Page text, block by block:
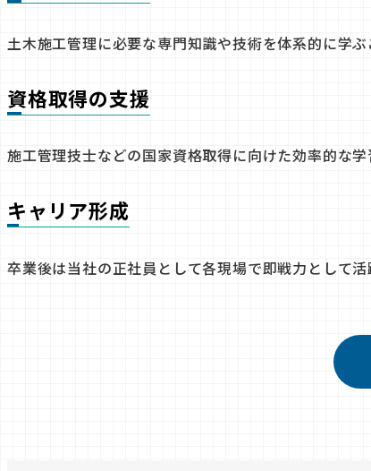
土木施工管理に必要な専門知識や技術を体系的に学ぶ
資格取得の支援
施工管理技士などの国家資格取得に向けた効率的な学
キャリア形成
卒業後は当社の正社員として各現場で即戦力として活